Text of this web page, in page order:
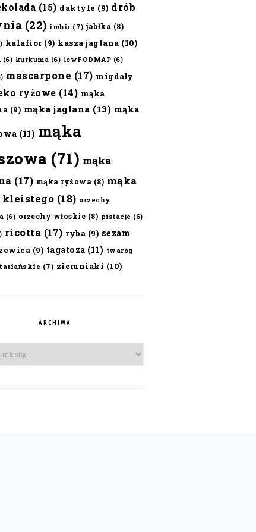
(15) daktyle (9) drób
(22) imbir (7) jabłka (8)
kalafior(9) kasza jaglana (10)
(6) kurkuma (6) lowFODMAP (6)
mascarpone (17) migdały
ryżowe (14) mąka
(9) mąka jaglana (13) mąka
(11) mąka
(71) mąka
(17) mąka ryżowa (8) mąka
kleistego (18) orzechy
(6) orzechy włoskie (8) pistacje (6)
ricotta (17) ryba (9) sezam
(9) tagatoza (11) twaróg
(7) ziemniaki (10)
ARCHIWA